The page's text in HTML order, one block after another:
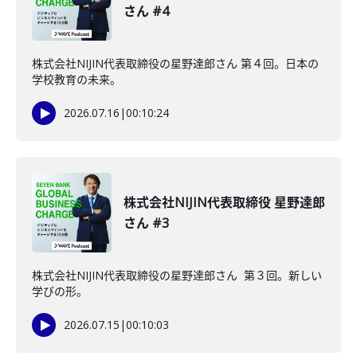
さん #4
株式会社NIJIN代表取締役の星野達郎さん 第４回。日本の
学校教育の未来。
2026.07.16 |00:10:24
株式会社NIJIN代表取締役 星野達郎
さん #3
株式会社NIJIN代表取締役の星野達郎さん 第３回。新しい
学びの形。
2026.07.15 |00:10:03